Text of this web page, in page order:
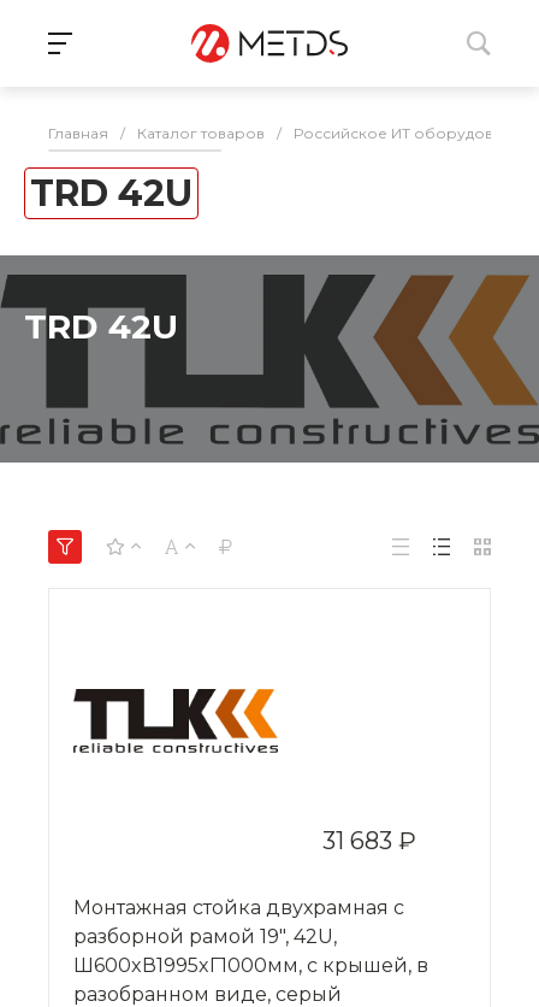
Главная / Каталог товаров / Российское ИТ оборудование
TRD 42U
TRD 42U
31 683 ₽
Монтажная стойка двухрамная с
разборной рамой 19", 42U,
Ш600xВ1995xГ1000мм, с крышей, в
разобранном виде, серый